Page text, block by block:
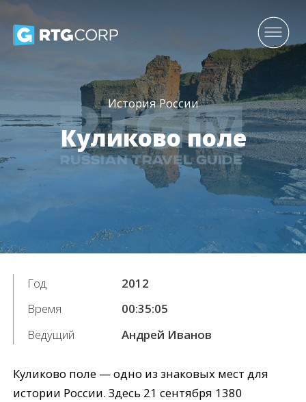
История России
Куликово поле
Год
2012
Время
00:35:05
Ведущий
Андрей Иванов
Куликово поле — одно из знаковых мест для
истории России. Здесь 21 сентября 1380